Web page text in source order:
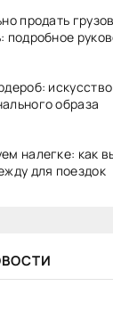
продать
подробное
образа
налегке: как
для поездок